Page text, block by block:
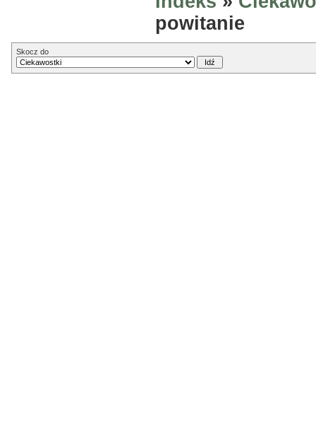
powitanie
Skocz do